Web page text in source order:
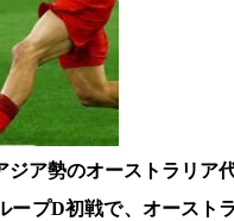
ア勢のオーストラリア
ープD初戦で、オースト